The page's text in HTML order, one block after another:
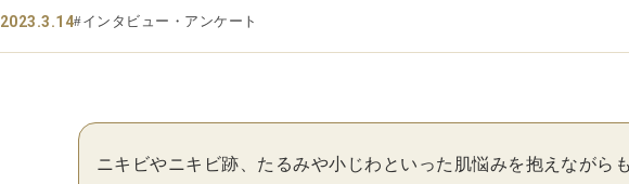
2023.3.14#インタビュー・アンケート
ニキビやニキビ跡、たるみや小じわといった肌悩みを抱えながら